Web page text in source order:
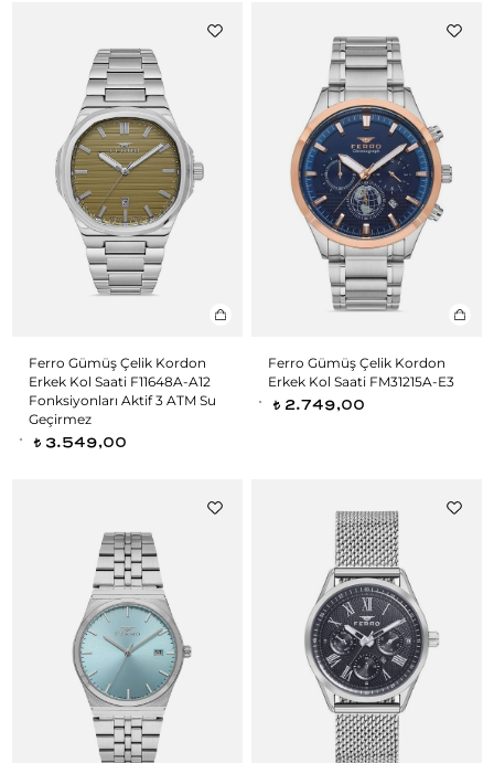
Ferro Gümüş Çelik Kordon
Erkek Kol Saati F11648A-A12
Fonksiyonları Aktif 3 ATM Su
Geçirmez
t 3.549,00
Ferro Gümüş Çelik Kordon
Erkek Kol Saati FM31215A-E3
t 2.749,00